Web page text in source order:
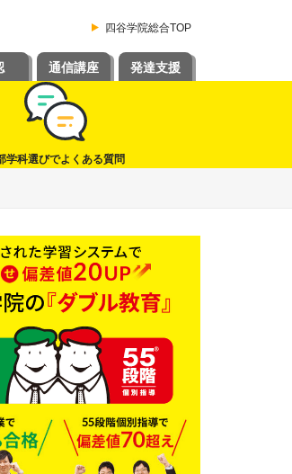
四谷学院総合TOP
通信講座 発達支援
学科選びでよくある質問